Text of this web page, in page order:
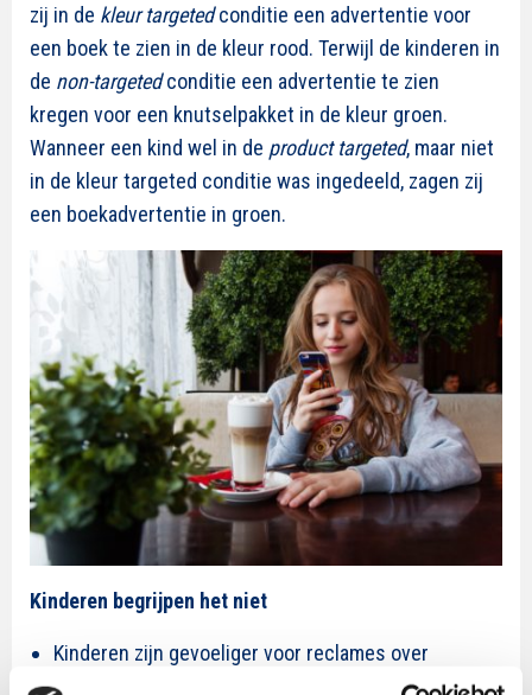
zij in de kleur targetedconditie een advertentie voor
een boek te zien in de kleur rood. Terwijl de kinderen in
de non-targetedconditie een advertentie te zien
kregen voor een knutselpakket in de kleur groen.
Wanneer een kind wel in de product targeted, maar niet
in de kleur targeted conditie was ingedeeld, zagen zij
een boekadvertentie in groen.
Kinderen begrijpen het niet
Kinderen zijn gevoeliger voor reclames over
producten die aansluiten bij hun hobby’s dan